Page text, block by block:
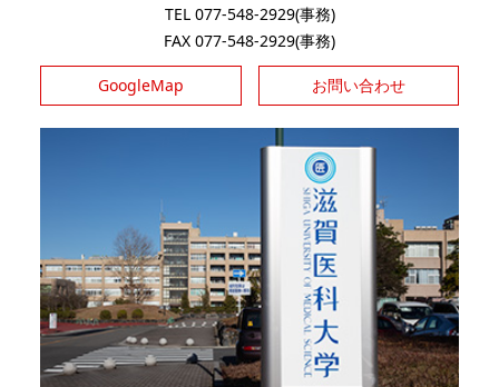
TEL 077-548-2929(事務)
FAX 077-548-2929(事務)
GoogleMap お問い合わせ